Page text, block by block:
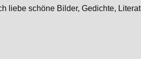
schöne Bilder, Gedichte,